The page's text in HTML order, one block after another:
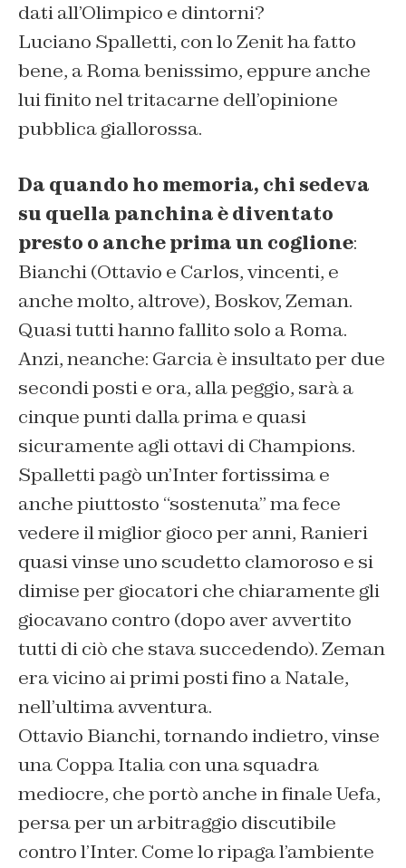
dati all’Olimpico e dintorni?
Luciano Spalletti, con lo Zenit ha fatto
bene, a Roma benissimo, eppure anche
lui finito nel tritacarne dell’opinione
pubblica giallorossa.
Da quando ho memoria, chi sedeva
su quella panchina è diventato
presto o anche prima un coglione:
Bianchi (Ottavio e Carlos, vincenti, e
anche molto, altrove), Boskov, Zeman.
Quasi tutti hanno fallito solo a Roma.
Anzi, neanche: Garcia è insultato per due
secondi posti e ora, alla peggio, sarà a
cinque punti dalla prima e quasi
sicuramente agli ottavi di Champions.
Spalletti pagò un’Inter fortissima e
anche piuttosto “sostenuta” ma fece
vedere il miglior gioco per anni, Ranieri
quasi vinse uno scudetto clamoroso e si
dimise per giocatori che chiaramente gli
giocavano contro (dopo aver avvertito
tutti di ciò che stava succedendo). Zeman
era vicino ai primi posti fino a Natale,
nell’ultima avventura.
Ottavio Bianchi, tornando indietro, vinse
una Coppa Italia con una squadra
mediocre, che portò anche in finale Uefa,
persa per un arbitraggio discutibile
contro l’Inter. Come lo ripaga l’ambiente